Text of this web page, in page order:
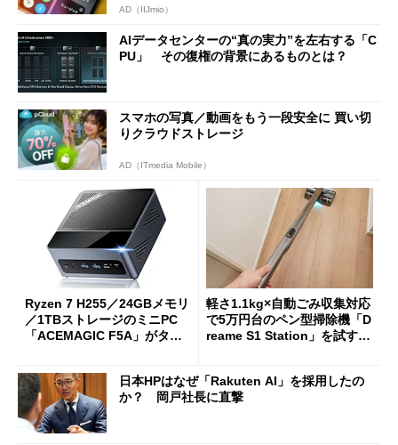
AD（IIJmio）
AIデータセンターの“真の実力”を左右する「C
PU」 その復権の背景にあるものとは？
スマホの写真／動画をもう一段安全に 買い切
りクラウドストレージ
AD（ITmedia Mobile）
Ryzen 7 H255／24GBメモリ
／1TBストレージのミニPC
「ACEMAGIC F5A」がタイ
軽さ1.1kg×自動ごみ収集対応
で5万円台のペン型掃除機「D
reame S1 Station」を試す
日本HPはなぜ「Rakuten AI」を採用したの
か？ 岡戸社長に直撃